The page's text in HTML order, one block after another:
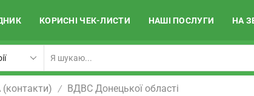
КОРИСНІ ЧЕК-ЛИСТИ НАШІ ПОСЛУГИ НА
/ ВДВС Донецької областi